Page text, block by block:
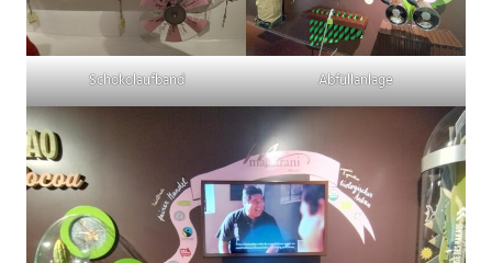
Schokolaufband Abfüllanlage